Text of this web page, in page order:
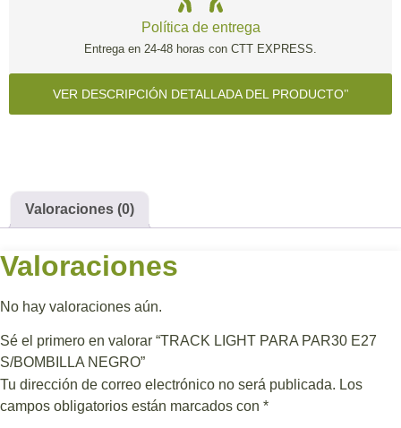
Política de entrega
Entrega en 24-48 horas con CTT EXPRESS.
VER DESCRIPCIÓN DETALLADA DEL PRODUCTO
Valoraciones (0)
Valoraciones
No hay valoraciones aún.
Sé el primero en valorar “TRACK LIGHT PARA PAR30 E27
S/BOMBILLA NEGRO”
Tu dirección de correo electrónico no será publicada. Los
campos obligatorios están marcados con *